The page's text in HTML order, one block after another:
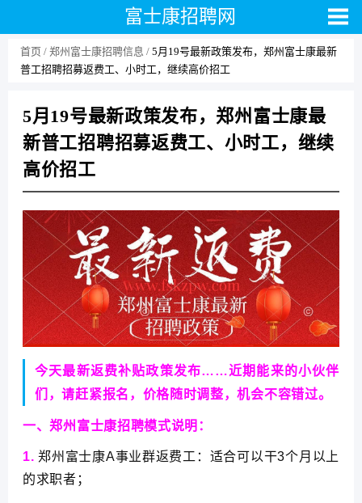
富士康招聘网
首页 郑州富士康招聘信息
5月19号最新政策发布，郑州富士康最新
普工招聘招募返费工、小时工，继续高价招工
5月19号最新政策发布，郑州富士康最
新普工招聘招募返费工、小时工，继续
高价招工
今天最新返费补贴政策发布……近期能来的小伙伴
们，请赶紧报名，价格随时调整，机会不容错过。
一、郑州富士康招聘模式说明：
1. 郑州富士康A事业群返费工：适合可以干3个月以上
的求职者；